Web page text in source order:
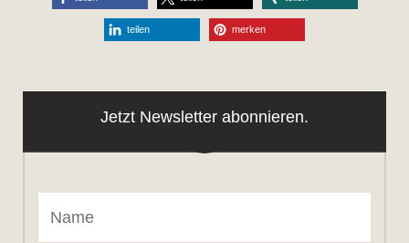
teilen merken
Jetzt Newsletter abonnieren.